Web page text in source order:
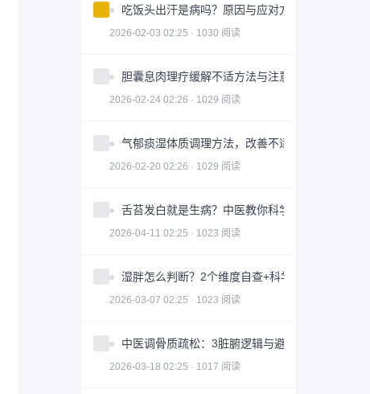
吃饭头出汗是病吗？原因与应对方法
2026-02-03 02:25 · 1030 阅读
胆囊息肉理疗缓解不适方法与注意事项
2026-02-24 02:26 · 1029 阅读
气郁痰湿体质调理方法，改善不适症状
2026-02-20 02:26 · 1029 阅读
舌苔发白就是生病？中医教你科学判断与调理全
2026-04-11 02:25 · 1023 阅读
湿胖怎么判断？2个维度自查+科学调理指南
2026-03-07 02:25 · 1023 阅读
中医调骨质疏松：3脏腑逻辑与避坑指南｜科学护
2026-03-18 02:25 · 1017 阅读